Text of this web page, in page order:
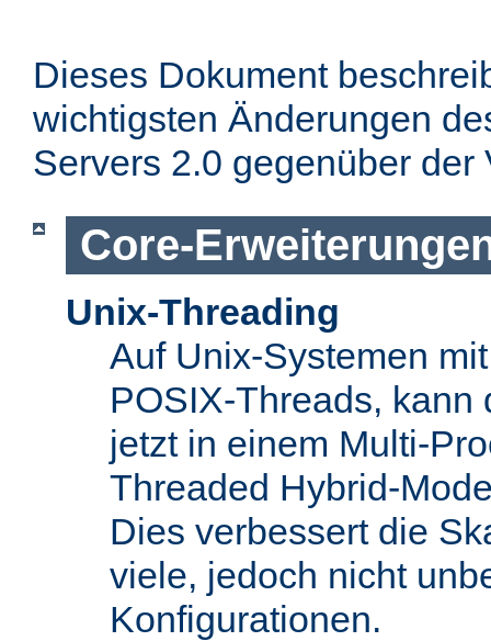
Dieses Dokument
wichtigsten Änderungen
Servers 2.0 gegenüber der
Core-
Unix-Threading
Auf Unix-Systemen
POSIX-Threads, kann
jetzt in einem Multi-
Threaded Hybrid-
Dies verbessert die
viele, jedoch nicht
Konfigurationen.